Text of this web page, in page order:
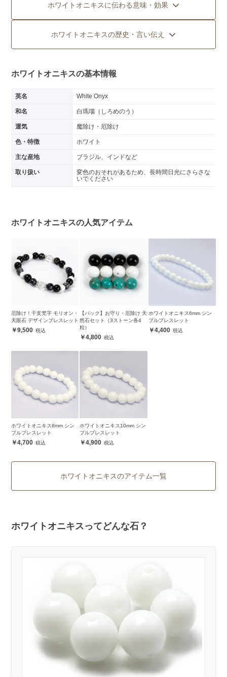
ホワイトオニキスに伝わる意味・効果
ホワイトオニキスの歴史・言い伝え
ホワイトオニキスの基本情報
英名 White Onyx
和名 白瑪瑙（しろめのう）
運気 魔除け・厄除け
色・特徴 ホワイト
主な産地 ブラジル、インドなど
取り扱い
変色のおそれがあるため、長時間日光にさらさな
いでください
ホワイトオニキスの人気アイテム
厄除け！干支梵字 モリオン・
天眼石 デザインブレスレット
9,500
【パック】お守り・厄除け 天
然石セット（3ストーン各4
粒）
4,800
ホワイトオニキス6mm シン
プルブレスレット
4,400
ホワイトオニキス8mm シン
プルブレスレット
4,700
ホワイトオニキス10mm シン
プルブレスレット
4,900
ホワイトオニキスのアイテム一覧
ホワイトオニキスってどんな石？